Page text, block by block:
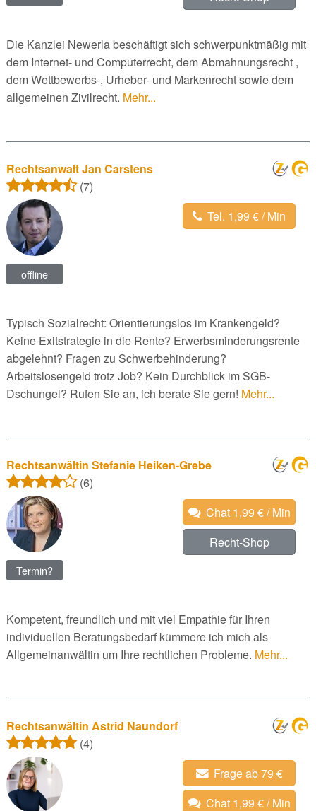
Die Kanzlei Newerla beschäftigt sich schwerpunktmäßig mit
dem Internet- und Computerrecht, dem Abmahnungsrecht ,
dem Wettbewerbs-, Urheber- und Markenrecht sowie dem
allgemeinen Zivilrecht. Mehr...
Rechtsanwalt Jan Carstens
(7)
offline
Tel. 1,99 € / Min
Typisch Sozialrecht: Orientierungslos im Krankengeld?
Keine Exitstrategie in die Rente? Erwerbsminderungsrente
abgelehnt? Fragen zu Schwerbehinderung?
Arbeitslosengeld trotz Job? Kein Durchblick im SGB-
Dschungel? Rufen Sie an, ich berate Sie gern! Mehr...
Rechtsanwältin Stefanie Heiken-Grebe
(6)
Termin?
Chat 1,99 € / Min
Recht-Shop
Kompetent, freundlich und mit viel Empathie für Ihren
individuellen Beratungsbedarf kümmere ich mich als
Allgemeinanwältin um Ihre rechtlichen Probleme. Mehr...
Rechtsanwältin Astrid Naundorf
(4)
Frage ab 79 €
Chat 1,99 € / Min